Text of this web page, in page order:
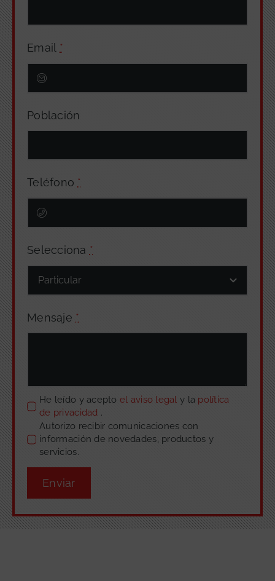
Email *
Población
Teléfono *
Selecciona *
Mensaje *
He leído y acepto el aviso legaly la política
de privacidad .
Autorizo recibir comunicaciones con
información de novedades, productos y
servicios.
Enviar